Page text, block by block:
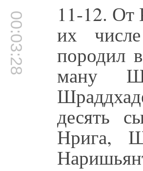
00:03:28 11-12.
их
породил
ману
десять
Нрига,